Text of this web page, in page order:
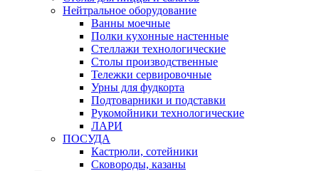
Нейтральное оборудование
Ванны моечные
Полки кухонные настенные
Стеллажи технологические
Столы производственные
Тележки сервировочные
Урны для фудкорта
Подтоварники и подставки
Рукомойники технологические
ЛАРИ
ПОСУДА
Кастрюли, сотейники
Сковороды, казаны